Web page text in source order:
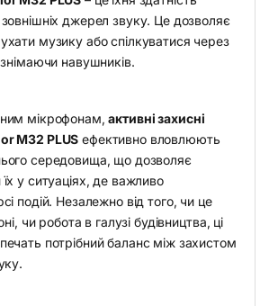
джерел звуку. Це дозволяє
музику або спілкуватися через
навушників.
мікрофонам,активні захисні
M32 PLUS ефективно вловлюють
середовища, що дозволяє
у ситуаціях, де важливо
подій. Незалежно від того, чи це
чи робота в галузі будівництва, ці
потрібний баланс між захистом